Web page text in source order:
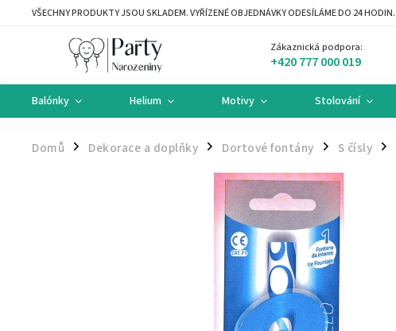
VŠECHNY PRODUKTY JSOU SKLADEM. VYŘÍZENÉ OBJEDNÁVKY ODESÍLÁME DO 24 HODIN.
Zákaznická podpora:
+420 777 000 019
Balónky Helium Motivy Stolování
Domů / Dekorace a doplňky / Dortové fontány / S čísly /